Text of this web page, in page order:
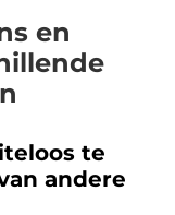
en
te
andere